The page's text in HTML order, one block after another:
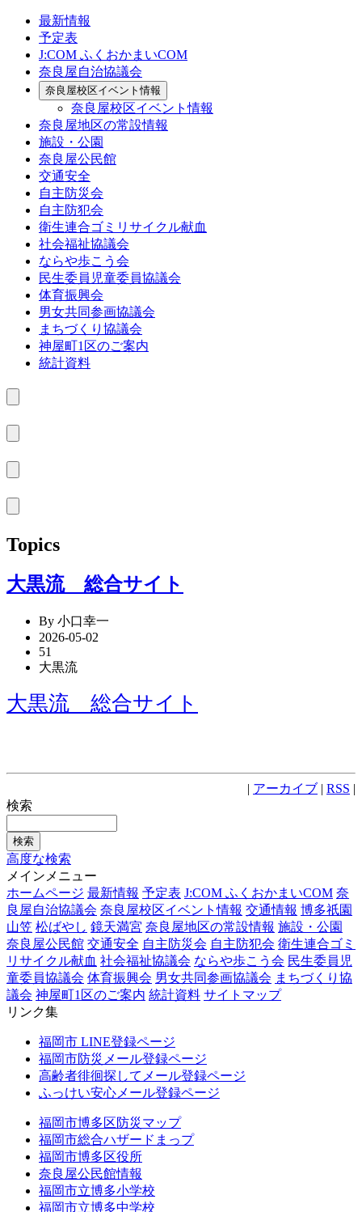
最新情報
予定表
J:COM ふくおかまいCOM
奈良屋自治協議会
奈良屋校区イベント情報
奈良屋校区イベント情報
奈良屋地区の常設情報
施設・公園
奈良屋公民館
交通安全
自主防災会
自主防犯会
衛生連合ゴミリサイクル献血
社会福祉協議会
ならや歩こう会
民生委員児童委員協議会
体育振興会
男女共同参画協議会
まちづくり協議会
神屋町1区のご案内
統計資料
Topics
大黒流 総合サイト
By 小口幸一
2026-05-02
51
大黒流
大黒流 総合サイト
| アーカイブ | RSS |
検索
高度な検索
メインメニュー
ホームページ 最新情報 予定表 J:COM ふくおかまいCOM 奈
良屋自治協議会 奈良屋校区イベント情報 交通情報 博多祇園
山笠 松ばやし 鏡天満宮 奈良屋地区の常設情報 施設・公園
奈良屋公民館 交通安全 自主防災会 自主防犯会 衛生連合ゴミ
リサイクル献血 社会福祉協議会 ならや歩こう会 民生委員児
童委員協議会 体育振興会 男女共同参画協議会 まちづくり協
議会 神屋町1区のご案内 統計資料 サイトマップ
リンク集
福岡市 LINE登録ページ
福岡市防災メール登録ページ
高齢者徘徊探してメール登録ページ
ふっけい安心メール登録ページ
福岡市博多区防災マップ
福岡市総合ハザードまっプ
福岡市博多区役所
奈良屋公民館情報
福岡市立博多小学校
福岡市立博多中学校